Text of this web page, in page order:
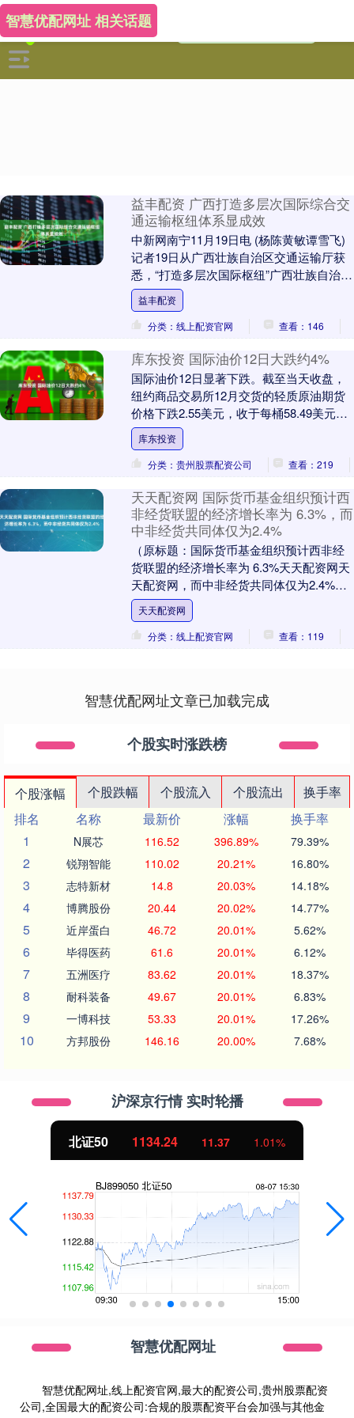
智慧优配网址 相关话题
益丰配资 广西打造多层次国际综合交
通运输枢纽体系显成效
中新网南宁11月19日电 (杨陈黄敏谭雪飞)
记者19日从广西壮族自治区交通运输厅获
悉，“打造多层次国际枢纽”广西壮族自治区
交通强国建设试点任务近日顺利通过中国
交....
益丰配资
分类：线上配资官网
查看：146
库东投资 国际油价12日大跌约4%
国际油价12日显著下跌。截至当天收盘，
纽约商品交易所12月交货的轻质原油期货
价格下跌2.55美元，收于每桶58.49美元，
跌幅为4.18%；1月交货的伦敦布伦特....
库东投资
分类：贵州股票配资公司
查看：219
天天配资网 国际货币基金组织预计西
非经货联盟的经济增长率为 6.3%，而
中非经货共同体仅为2.4%
（原标题：国际货币基金组织预计西非经
货联盟的经济增长率为 6.3%天天配资网天
天配资网，而中非经货共同体仅为2.4%）
“EcoMatin”网站4月25日报道，....
天天配资网
分类：线上配资官网
查看：119
智慧优配网址文章已加载完成
个股实时涨跌榜
个股涨幅 个股跌幅 个股流入 个股流出
换手率
排名
名称 最新价 涨幅
换手率
1
N展芯 116.52 396.89% 79.39%
2 锐翔智能 110.02 20.21% 16.80%
3 志特新材 14.8 20.03% 14.18%
4 博腾股份 20.44 20.02% 14.77%
5 近岸蛋白 46.72 20.01% 5.62%
6 毕得医药 61.6 20.01% 6.12%
7 五洲医疗 83.62 20.01% 18.37%
8 耐科装备 49.67 20.01% 6.83%
9 一博科技 53.33 20.01% 17.26%
10 方邦股份 146.16 20.00% 7.68%
沪深京行情 实时轮播
北证50 1134.24 11.37 1.01%
智慧优配网址
智慧优配网址,线上配资官网,最大的配资公司,贵州股票配资
公司,全国最大的配资公司:合规的股票配资平台会加强与其他金